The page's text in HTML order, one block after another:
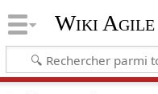
Wiki Agile